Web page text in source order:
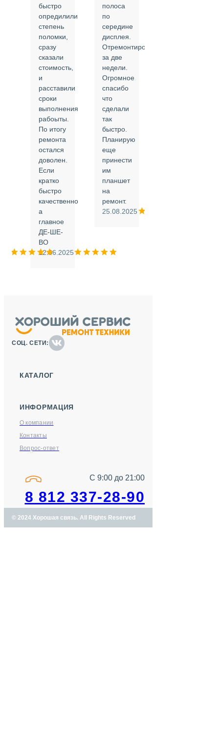
быстро
опредилили
степень
поломки,
сразу
сказали
стоимость,
и
расставили
сроки
выполнения
рабоыты.
По итогу
ремонта
остался
доволен.
Если
кратко
быстро
качественно
а
главное
ДЕ-ШЕ-
ВО
12.06.2025
полоса
по
середине
дисплея.
Отремонтировали
за две
недели.
Огромное
спасибо
что
сделали
так
быстро.
Планирую
еще
принести
им
планшет
на
ремонт.
25.08.2025
СОЦ. СЕТИ:
КАТАЛОГ
ИНФОРМАЦИЯ
О компании
Контакты
Вопрос-ответ
С 9:00 до 21:00
8 812 337-28-90
© 2024 Хорошая связь. All Rights Reserved